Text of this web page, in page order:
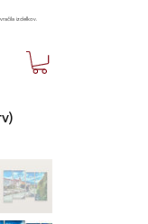
izdelkov.